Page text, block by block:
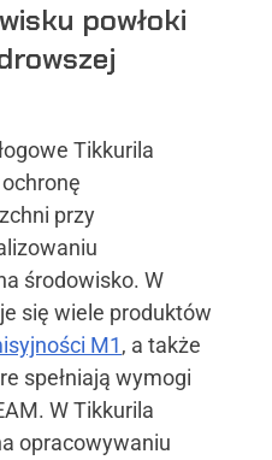
powłoki
Tikkurila
przy
środowisko. W
się wiele produktów
M1, a także
spełniają wymogi
W Tikkurila
opracowywaniu